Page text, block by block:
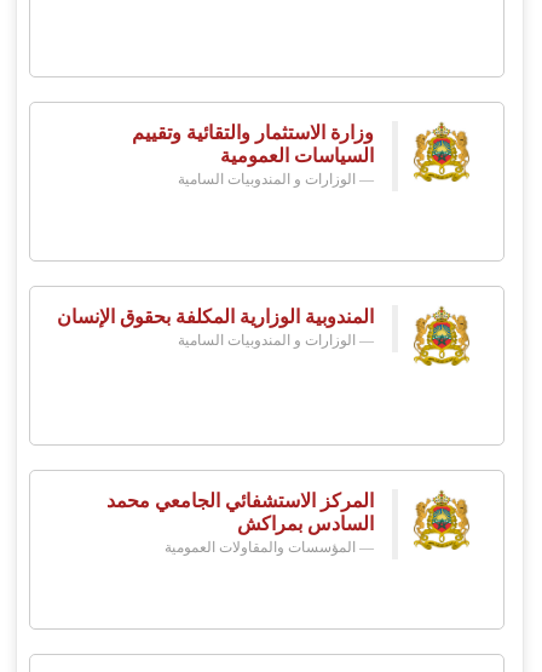
وزارة الاستثمار والتقائية وتقييم
السياسات العمومية
الوزارات و المندوبيات السامية
المندوبية الوزارية المكلفة بحقوق الإنسان
الوزارات و المندوبيات السامية
المركز الاستشفائي الجامعي محمد
السادس بمراكش
المؤسسات والمقاولات العمومية